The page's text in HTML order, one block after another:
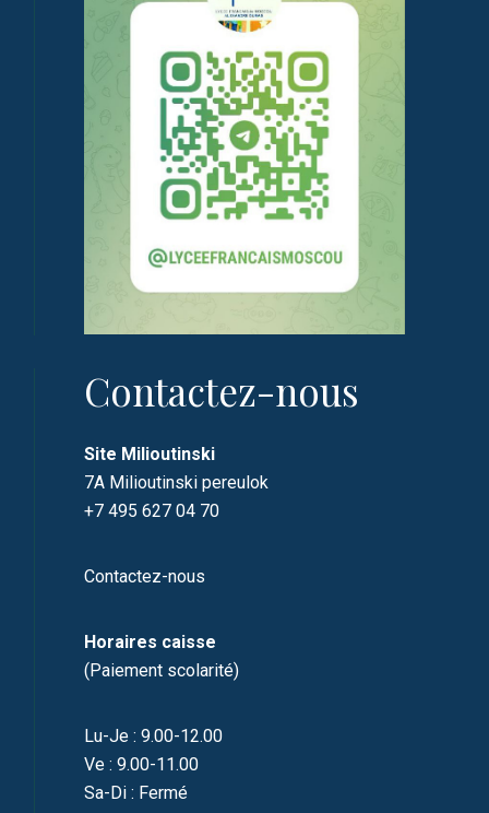
Contactez-nous
Site Milioutinski
7A Milioutinski pereulok
+7 495 627 04 70
Contactez-nous
Horaires caisse
(Paiement scolarité)
Lu-Je : 9.00-12.00
Ve : 9.00-11.00
Sa-Di : Fermé